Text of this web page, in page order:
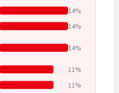
14%
14%
14%
11%
11%